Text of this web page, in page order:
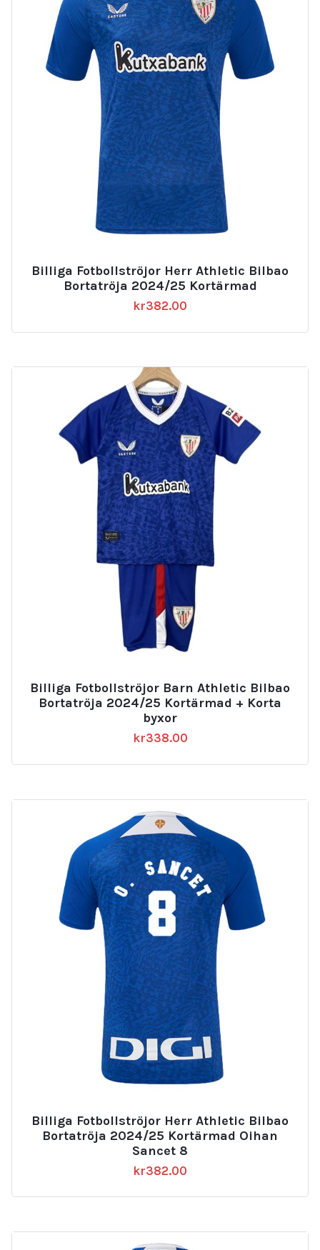
Billiga Fotbollströjor Herr Athletic Bilbao
Bortatröja 2024/25 Kortärmad
kr382.00
Billiga Fotbollströjor Barn Athletic Bilbao
Bortatröja 2024/25 Kortärmad + Korta
byxor
kr338.00
Billiga Fotbollströjor Herr Athletic Bilbao
Bortatröja 2024/25 Kortärmad Oihan
Sancet 8
kr382.00